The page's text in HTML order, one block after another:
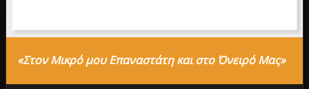
«Στον Μικρό μου Επαναστάτη και στο Όνειρό Μας»